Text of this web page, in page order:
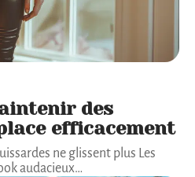
des
efficacement
ne glissent plus Les
audacieux…